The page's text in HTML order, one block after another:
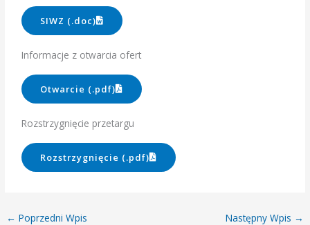
SIWZ (.doc)
Informacje z otwarcia ofert
Otwarcie (.pdf)
Rozstrzygnięcie przetargu
Rozstrzygnięcie (.pdf)
← Poprzedni Wpis Następny Wpis →